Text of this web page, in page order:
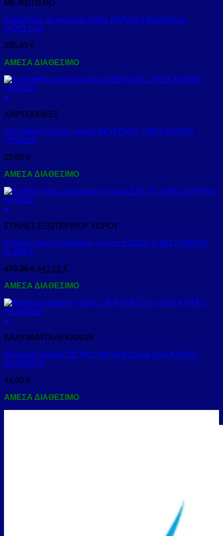
ΜΕ ΦΩΤΙΣΜΟ
Καθρέπτης με φωτισμό ADEL KARAG 140x80x4cm
(ADEL140)
295,93 €
ΑΜΕΣΑ ΔΙΑΘΕΣΙΜΟ
+
ΧΑΡΤΟΘΗΚΕΣ
Χαρτοθήκη κλειστή μαύρη NEW OVAL 75051 KARAG
(75051B)
25,00 €
ΑΜΕΣΑ ΔΙΑΘΕΣΙΜΟ
+
ΣΤΗΛΕΣ ΕΞΩΤΕΡΙΚΟΥ ΧΩΡΟΥ
Κολόνα ντους εξωτερικού χώρου EOLOS S-9813 KARAG
(S-9813)
479,36€ 441,01 €
ΑΜΕΣΑ ΔΙΑΘΕΣΙΜΟ
+
ΚΑΛΥΜΜΑΤΑ ΛΕΚΑΝΩΝ
Κάλυμμα λεκάνης NEW LUNA Soft-Close Slim KARAG
(SU004SS)
44,00 €
ΑΜΕΣΑ ΔΙΑΘΕΣΙΜΟ